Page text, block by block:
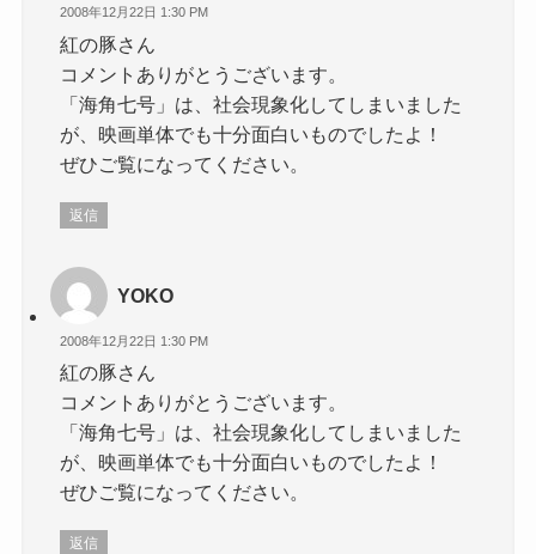
2008年12月22日 1:30 PM
紅の豚さん
コメントありがとうございます。
「海角七号」は、社会現象化してしまいました
が、映画単体でも十分面白いものでしたよ！
ぜひご覧になってください。
返信
YOKO
2008年12月22日 1:30 PM
紅の豚さん
コメントありがとうございます。
「海角七号」は、社会現象化してしまいました
が、映画単体でも十分面白いものでしたよ！
ぜひご覧になってください。
返信